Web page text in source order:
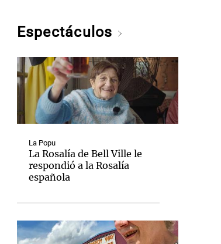
Espectáculos
La Popu
La Rosalía de Bell Ville le
respondió a la Rosalía
española